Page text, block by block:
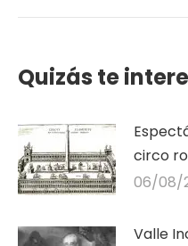
Quizás te
circo
06/08/
Valle